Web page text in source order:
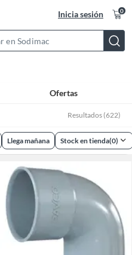
Inicia sesión 0
Bar
Ofertas
Resultados (622)
Llega mañana Stock en tienda(0)